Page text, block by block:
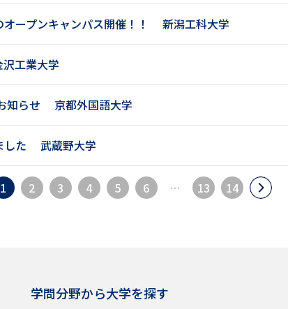
大学で学びたい学問発見
ユーザーサポート
資料の料金のお支払いについて 受付内
ープンキャンパス開催！！ 新潟工科大学
沢工業大学
知らせ 京都外国語大学
した 武蔵野大学
1 2 3 4 5 6 … 13 14
学問分野から大学を探す